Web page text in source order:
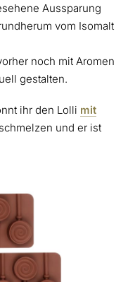
Aussparung
vom Isomalt
noch mit Aromen
gestalten.
ihr den Lolli mit
und er ist